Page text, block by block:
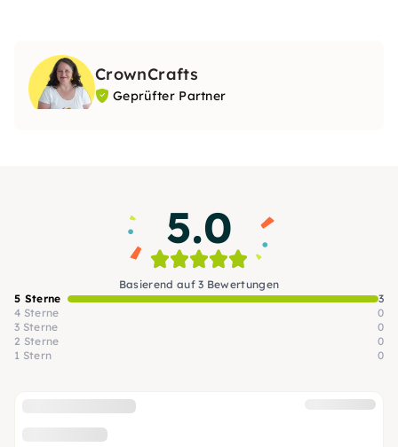
CrownCrafts
Geprüfter Partner
5.0
Basierend auf 3 Bewertungen
5 Sterne
3
4 Sterne
0
3 Sterne
0
2 Sterne
0
1 Stern
0